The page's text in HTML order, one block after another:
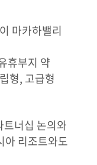
마카하밸리
휴부지 약
형, 고급형
너십 논의와
아 리조트와도